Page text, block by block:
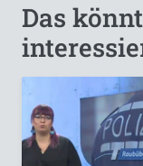
Das